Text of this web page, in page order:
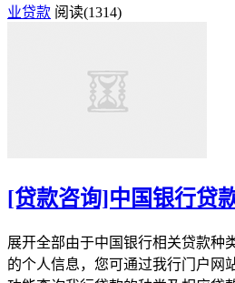
业贷款 阅读(1314)
[贷款咨询]中国银行贷
展开全部由于中国银行相关贷款种
的个人信息，您可通过我行门户网